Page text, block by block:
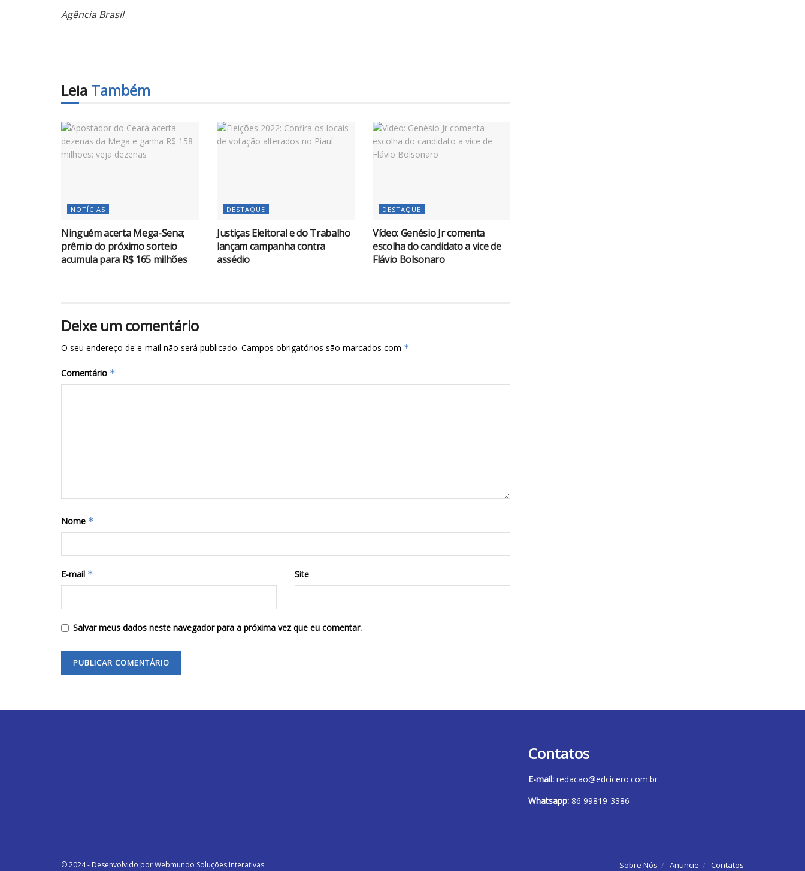
Agência Brasil
Leia Também
NOTÍCIAS
Ninguém acerta Mega-Sena;
prêmio do próximo sorteio
acumula para R$ 165 milhões
DESTAQUE
Justiças Eleitoral e do Trabalho
lançam campanha contra
assédio
DESTAQUE
Vídeo: Genésio Jr comenta
escolha do candidato a vice de
Flávio Bolsonaro
Deixe um comentário
O seu endereço de e-mail não será publicado. Campos obrigatórios são marcados com *
Comentário *
Nome *
E-mail * Site
Salvar meus dados neste navegador para a próxima vez que eu comentar.
Contatos
E-mail: redacao@edcicero.com.br
Whatsapp: 86 99819-3386
Sobre Nós Anuncie Contatos
© 2024 - Desenvolvido por Webmundo Soluções Interativas